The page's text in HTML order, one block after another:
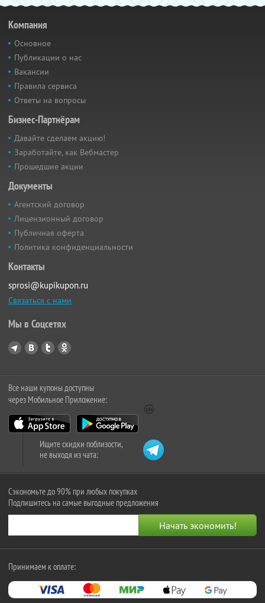
Компания
Основное
Публикации о нас
Вакансии
Правила сервиса
Ответы на вопросы
Бизнес-Партнёрам
Давайте сделаем акцию!
Заработайте, как Вебмастер
Прошедшие акции
Документы
Агентский договор
Лицензионный договор
Публичная оферта
Политика конфиденциальности
Контакты
sprosi@kupikupon.ru
Связаться с нами
Мы в Соцсетях
Все наши купоны доступны
через Мобильное Приложение:
Ищите скидки поблизости,
не выходя из чата:
Сэкономьте до 90% при любых покупках
Подпишитесь на самые выгодные предложения
Принимаем к оплате: